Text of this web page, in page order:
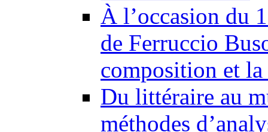
À l’occasion du
de Ferruccio
composition et
Du littéraire au
méthodes